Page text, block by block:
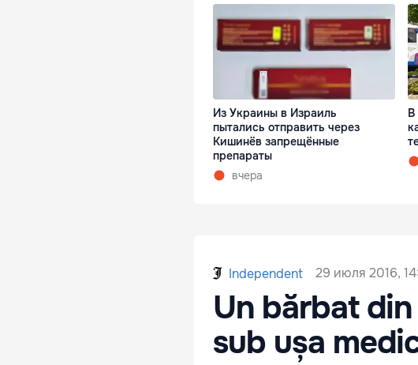
Из Украины в Израиль
пытались отправить через
Кишинёв запрещённые
препараты
вчера
В
Independent 29 июля 2016,
Un bărbat
sub ușa